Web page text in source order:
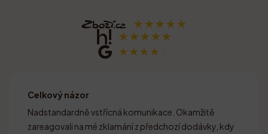
Celkový názor
Nadstandardně vstřícná komunikace. Okamžitě
zareagovali na mé zklamání z předchozí dodávky, kdy